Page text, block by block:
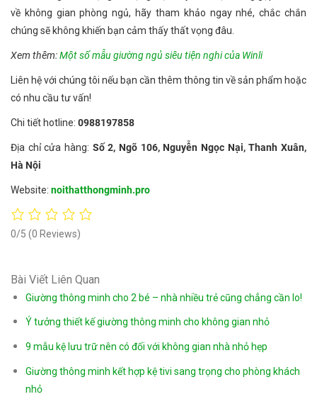
về không gian phòng ngủ, hãy tham khảo ngay nhé, chắc chắn
chúng sẽ không khiến bạn cảm thấy thất vọng đâu.
Xem thêm:Một số mẫu giường ngủ siêu tiện nghi của Winli
Liên hệ với chúng tôi nếu bạn cần thêm thông tin về sản phẩm hoặc
có nhu cầu tư vấn!
Chi tiết hotline: 0988197858
Địa chỉ cửa hàng: Số 2, Ngõ 106, Nguyễn Ngọc Nại, Thanh Xuân,
Hà Nội
Website: noithatthongminh.pro
0/5 (0 Reviews)
Bài Viết Liên Quan
Giường thông minh cho 2 bé – nhà nhiều trẻ cũng chẳng cần lo!
Ý tưởng thiết kế giường thông minh cho không gian nhỏ
9 mẫu kệ lưu trữ nên có đối với không gian nhà nhỏ hẹp
Giường thông minh kết hợp kệ tivi sang trọng cho phòng khách
nhỏ